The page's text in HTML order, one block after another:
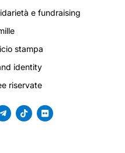
e fundraising
stampa
identity
riservate